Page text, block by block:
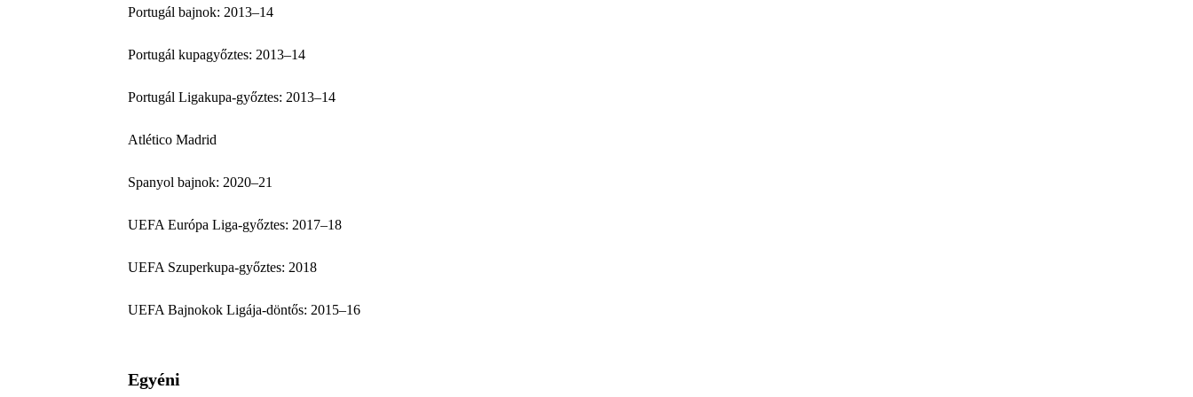
Portugál bajnok: 2013–14
Portugál kupagyőztes: 2013–14
Portugál Ligakupa-győztes: 2013–14
Atlético Madrid
Spanyol bajnok: 2020–21
UEFA Európa Liga-győztes: 2017–18
UEFA Szuperkupa-győztes: 2018
UEFA Bajnokok Ligája-döntős: 2015–16
Egyéni